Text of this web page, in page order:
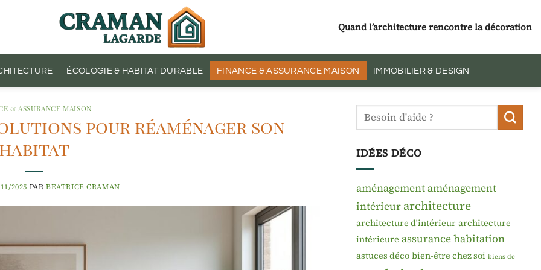
Quand l’architecture rencontre la décoration
ÉCOLOGIE & HABITAT DURABLE FINANCE & ASSURANCE MAISON IMMOBILIER & DESIGN
& ASSURANCE MAISON
pour réaménager son
habitat
2025 PAR BEATRICE CRAMAN
IDÉES DÉCO
aménagementaménagement
intérieur architecture
architecture d'intérieur architecture
intérieure assurance habitation
astuces déco bien-être chez soi biens de